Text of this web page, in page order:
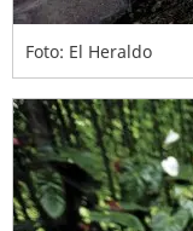
Foto: El Heraldo